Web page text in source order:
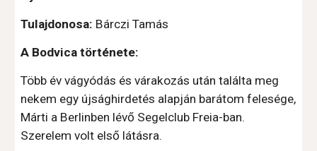
Tulajdonosa: Bárczi Tamás
A Bodvica története:
Több év vágyódás és várakozás után találta meg
nekem egy újsághirdetés alapján barátom felesége,
Márti a Berlinben lévő Segelclub Freia-ban.
Szerelem volt első látásra.